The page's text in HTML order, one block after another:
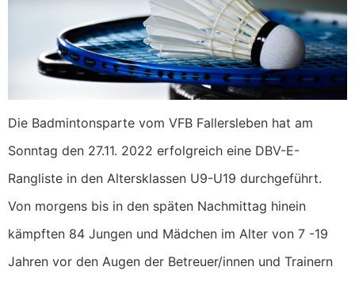
Die Badmintonsparte vom VFB Fallersleben hat am
Sonntag den 27.11. 2022 erfolgreich eine DBV-E-
Rangliste in den Altersklassen U9-U19 durchgeführt.
Von morgens bis in den späten Nachmittag hinein
kämpften 84 Jungen und Mädchen im Alter von 7 -19
Jahren vor den Augen der Betreuer/innen und Trainern